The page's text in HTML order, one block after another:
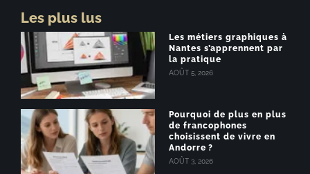
Les plus lus
Les métiers graphiques à
Nantes s’apprennent par
la pratique
AOÛT 5, 2026
Pourquoi de plus en plus
de francophones
choisissent de vivre en
Andorre ?
AOÛT 3, 2026